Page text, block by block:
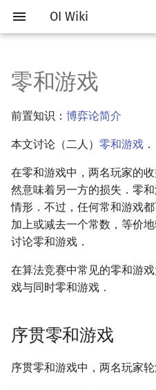
OI Wiki
入
开
始
搜
索
Getting Started
OI Wiki 不是什么
格式手册
数学符号表
F.A.Q.
镜像站列表
致谢
比赛相关简介
学习路线
学习资源
技巧
出题
工具软件简介
命令行
命令行编译与调试
编译器
WSL (Windows 10)
Special Judge
Testlib
语言基础简介
C++ 进阶
C++ 与其他常用语言的区别
Pascal 转 C++ 急救
Python 速成
Java 速成
Java 进阶
算法基础简介
模拟
递归 & 分治
贪心
排序
前缀和 & 差分
二分
搜索部分简介
双向搜索
启发式搜索
A*
迭代加深搜索
IDA*
回溯法
动态规划部分简介
背包 DP
区间 DP
DAG 上的 DP
树形 DP
状压 DP
数位 DP
字符串部分简介
字符串匹配
字符串哈希
字典树 (Trie)
前缀函数与 KMP 算法
Boyer–Moore 算法
Z 函数（扩展 KMP）
数字系统简介
格雷码
数论基础
最大公约数
欧拉函数
筛法
分解质因数
裴蜀定理 & 一次不定方程
费马小定理 & 欧拉定理
多项式与生成函数简介
快速数论变换
快速沃尔什变换
Chirp Z 变换
多项式牛顿迭代
多项式多点求值|快速插值
多项式初等函数
排列组合
斐波那契数列
错位排列
卡特兰数
斯特林数
贝尔数
伯努利数
线性代数简介
矩阵
初等变换
行列式
线性空间
线性基
线性映射
线性规划基础
基本概念
域论
Schreier–Sims 算法
基本概念
随机变量的数字特征
概率不等式
序贯零和游戏
同时零和游戏
混合策略
von Neumann 定理
转化为线性规划问题
习题
参考资料与注释
插值
牛顿迭代法
数据结构部分简介
链表
哈希表
并查集
堆
块状数据结构
单调栈
图论部分简介
DFS（图论）
BFS（图论）
树上问题
有向无环图
拓扑排序
最短路问题
计算几何部分简介
距离
Pick 定理
三角剖分
凸包
扫描线
旋转卡壳
杂项简介
离线算法
分数规划
随机化
悬线法
有限状态自动机
计算理论基础
RMQ
线段树与离线询问
零和游戏
前置知识： 博弈论简介
本文讨论（二人） 零和游戏 ．
在零和游戏中，两名玩家的
然意味着另一方的损失．零
情形．不过，任何常和游戏
加上或减去一个常数，等价
讨论零和游戏．
在算法竞赛中常见的零和游
戏与同时零和游戏．
序贯零和游戏
序贯零和游戏中，两名玩家